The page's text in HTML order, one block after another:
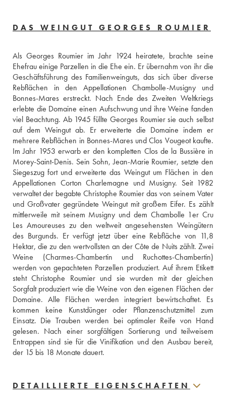
DAS WEINGUT GEORGES ROUMIER
Als Georges Roumier im Jahr 1924 heiratete, brachte seine
Ehefrau einige Parzellen in die Ehe ein. Er übernahm von ihr die
Geschäftsführung des Familienweinguts, das sich über diverse
Rebflächen in den Appellationen Chambolle-Musigny und
Bonnes-Mares erstreckt. Nach Ende des Zweiten Weltkriegs
erlebte die Domaine einen Aufschwung und ihre Weine fanden
viel Beachtung. Ab 1945 füllte Georges Roumier sie auch selbst
auf dem Weingut ab. Er erweiterte die Domaine indem er
mehrere Rebflächen in Bonnes-Mares und Clos Vougeot kaufte.
Im Jahr 1953 erwarb er den kompletten Clos de la Bussière in
Morey-Saint-Denis. Sein Sohn, Jean-Marie Roumier, setzte den
Siegeszug fort und erweiterte das Weingut um Flächen in den
Appellationen Corton Charlemagne und Musigny. Seit 1982
verwaltet der begabte Christophe Roumier das von seinem Vater
und Großvater gegründete Weingut mit großem Eifer. Es zählt
mittlerweile mit seinem Musigny und dem Chambolle 1er Cru
Les Amoureuses zu den weltweit angesehensten Weingütern
des Burgunds. Er verfügt jetzt über eine Rebfläche von 11,8
Hektar, die zu den wertvollsten an der Côte de Nuits zählt. Zwei
Weine (Charmes-Chambertin und Ruchottes-Chambertin)
werden von gepachteten Parzellen produziert. Auf ihrem Etikett
steht Christophe Roumier und sie wurden mit der gleichen
Sorgfalt produziert wie die Weine von den eigenen Flächen der
Domaine. Alle Flächen werden integriert bewirtschaftet. Es
kommen keine Kunstdünger oder Pflanzenschutzmittel zum
Einsatz. Die Trauben werden bei optimaler Reife von Hand
gelesen. Nach einer sorgfältigen Sortierung und teilweisem
Entrappen sind sie für die Vinifikation und den Ausbau bereit,
der 15 bis 18 Monate dauert.
DETAILLIERTE EIGENSCHAFTEN